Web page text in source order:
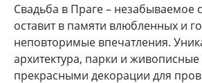
Свадьба в Праге – незабываемое
оставит в памяти влюбленных и
неповторимые впечатления.
архитектура, парки и
прекрасными декорации для